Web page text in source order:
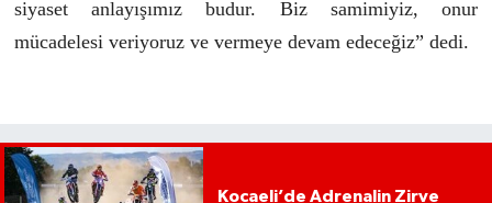
siyaset anlayışımız budur. Biz samimiyiz, onur
mücadelesi veriyoruz ve vermeye devam edeceğiz” dedi.
Kocaeli’de Adrenalin Zirve